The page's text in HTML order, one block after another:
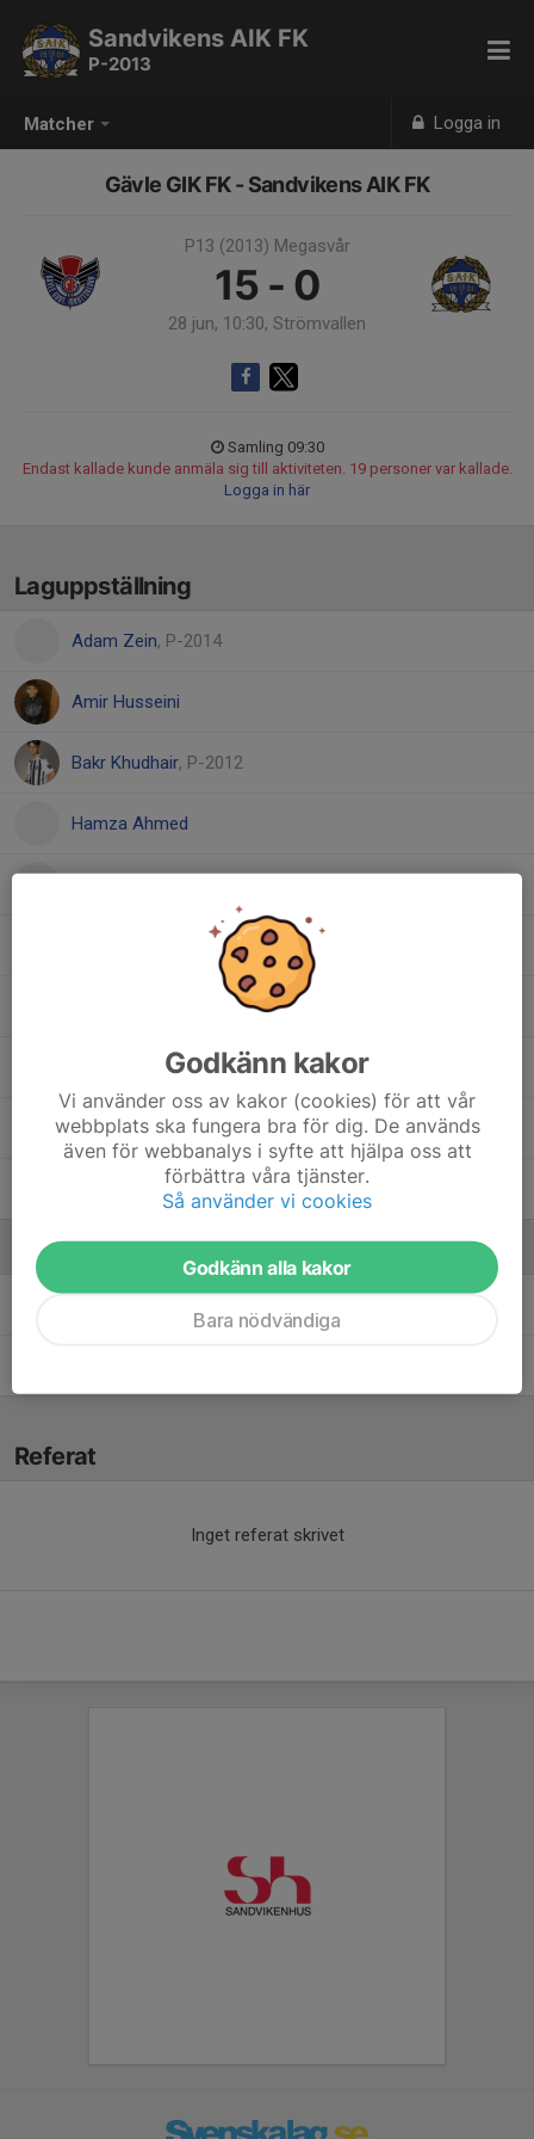
Matcher Logga in
Sandvikens AIK FK
P-2013
Gävle GIK FK - Sandvikens AIK FK
P13 (2013) Megasvår
15 - 0
28 jun, 10:30, Strömvallen
Samling 09:30
Endast kallade kunde anmäla sig till aktiviteten. 19 personer var kallade.
Logga in här
Laguppställning
Adam Zein, P-2014
Amir Husseini
Bakr Khudhair, P-2012
Hamza Ahmed
3. Mohammed Ibrahim
7. Sheikhmous Ayo
4. Yazid Abdelkerim
Zouheir Zein, P-2014
Ledare
Referat
Inget referat skrivet
Godkänn kakor
Vi använder oss av kakor (cookies) för att vår
webbplats ska fungera bra för dig. De används
även för webbanalys i syfte att hjälpa oss att
förbättra våra tjänster.
Så använder vi cookies
Godkänn alla kakor
Bara nödvändiga